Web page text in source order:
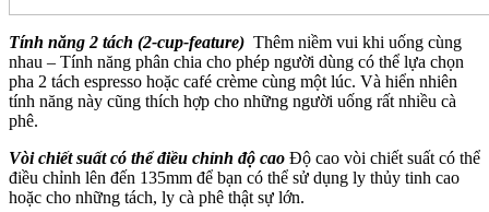
Tính năng 2 tách (2-cup-feature) Thêm niềm vui khi uống cùng
nhau – Tính năng phân chia cho phép người dùng có thể lựa chọn
pha 2 tách espresso hoặc café crème cùng một lúc. Và hiển nhiên
tính năng này cũng thích hợp cho những người uống rất nhiều cà
phê.
Vòi chiết suất có thể điều chỉnh độ cao Độ cao vòi chiết suất có thể
điều chỉnh lên đến 135mm để bạn có thể sử dụng ly thủy tinh cao
hoặc cho những tách, ly cà phê thật sự lớn.